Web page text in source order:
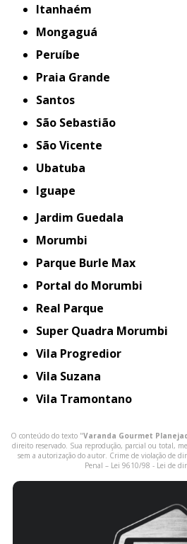
Itanhaém
Mongaguá
Peruíbe
Praia Grande
Santos
São Sebastião
São Vicente
Ubatuba
iguape
Jardim Guedala
Morumbi
Parque Burle Max
Portal do Morumbi
Real Parque
Super Quadra Morumbi
Vila Progredior
Vila Suzana
Vila Tramontano
O conteúdo do texto "Varanda Gourmet
direito reservado. Sua reprodução, parcial ou total,
sem a autorização do autor. Crime de violação de
Penal – Lei 9610/98 - Lei de